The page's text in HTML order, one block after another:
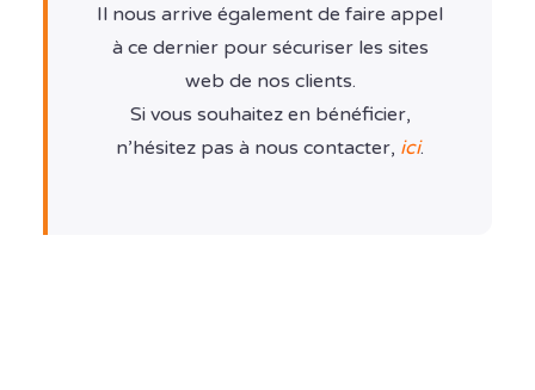
Il nous arrive également de faire appel
à ce dernier pour sécuriser les sites
web de nos clients.
Si vous souhaitez en bénéficier,
n’hésitez pas à nous contacter, ici.